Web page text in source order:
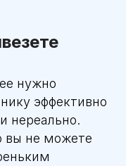
нужно
эффективно
нереально.
вы не можете